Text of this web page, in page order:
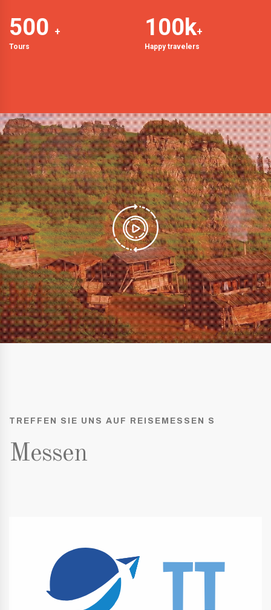
500 +
Tours
100k+
Happy travelers
TREFFEN SIE UNS AUF REISEMESSEN S
Messen